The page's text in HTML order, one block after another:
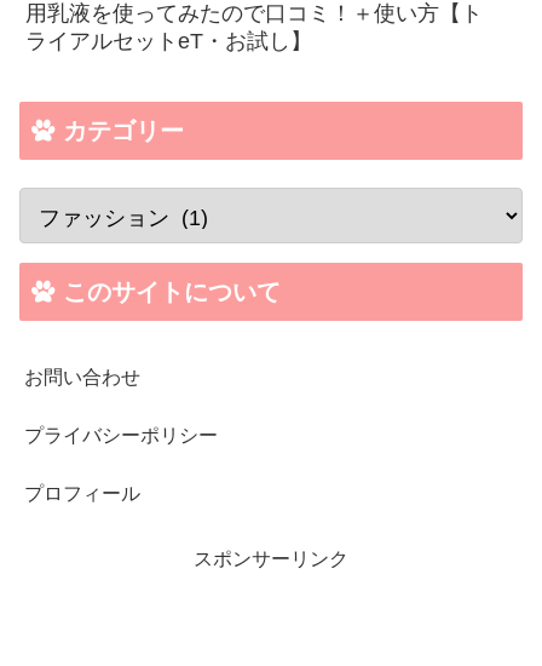
用乳液を使ってみたので口コミ！＋使い方【ト
ライアルセットeT・お試し】
カテゴリー
このサイトについて
お問い合わせ
プライバシーポリシー
プロフィール
スポンサーリンク